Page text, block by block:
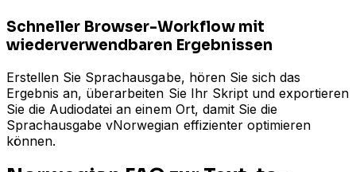
Schneller Browser-Workflow mit
wiederverwendbaren Ergebnissen
Erstellen Sie Sprachausgabe, hören Sie sich das
Ergebnis an, überarbeiten Sie Ihr Skript und exportieren
Sie die Audiodatei an einem Ort, damit Sie die
Sprachausgabe vNorwegian effizienter optimieren
können.